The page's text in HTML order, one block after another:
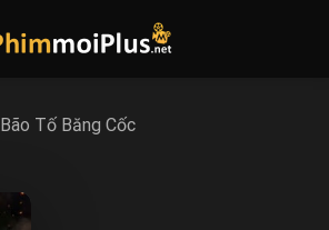
Bão Tố Băng Cốc